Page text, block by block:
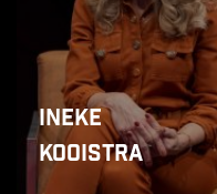
Ineke
Kooistra